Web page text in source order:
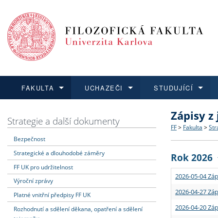
FAKULTA
Dozvědět se více
Struktura
Strategie
Podpora
UCHAZEČI
Podat přihlášku
Co
Učitelské
STUDUJÍCÍ
Dozvědět se více
Rigorózní
Dozvědět se více
O vědě a
Granty a
Dozvědět se více
Aktuální
Strategie a další dokumenty
Bezpečnost
Strategické a dlouhodobé záměry
FF UK pro udržitelnost
Výroční zprávy
Platné vnitřní předpisy FF UK
Rozhodnutí a sdělení děkana, opatření a sdělení
Zápisy
FF > Fakulta >
Rok 2026
2026-05-04
2026-04-27
2026-04-20